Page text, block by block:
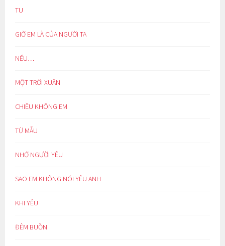
TU
GIỜ EM LÀ CỦA NGƯỜI TA
NẾU…
MỘT TRỜI XUÂN
CHIỀU KHÔNG EM
TỪ MẪU
NHỚ NGƯỜI YÊU
SAO EM KHÔNG NÓI YÊU ANH
KHI YÊU
ĐÊM BUỒN